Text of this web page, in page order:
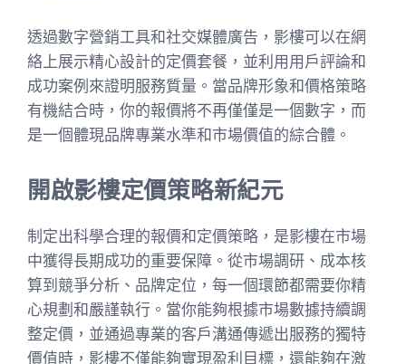
透過數字營銷工具和社交媒體廣告，影樓可以在網
絡上展示精心設計的定價套餐，並利用用戶評論和
成功案例來證明服務質量。當品牌形象和價格策略
有機結合時，你的報價將不再僅僅是一個數字，而
是一個體現品牌專業水準和市場價值的綜合體。
開啟影樓定價策略新紀元
制定出科學合理的報價和定價策略，是影樓在市場
中獲得長期成功的重要保障。從市場調研、成本核
算到競爭分析、品牌定位，每一個環節都需要你精
心規劃和嚴謹執行。當你能夠根據市場數據持續調
整定價，並通過專業的客戶溝通傳遞出服務的獨特
價值時，影樓不僅能夠實現盈利目標，還能夠在激